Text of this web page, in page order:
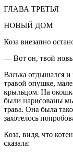
ГЛАВА ТРЕТЬЯ
НОВЫЙ ДОМ
Коза внезапно
— Вот он, твой
Васька отдышался и
травой опушке,
крыльцом. На
были нарисованы
трава. Она была
захотелось
Коза, видя, что
сказала: